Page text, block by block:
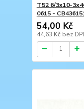
T52 6/3x10-
0615 -
54,00 Kč
44,63 Kč bez